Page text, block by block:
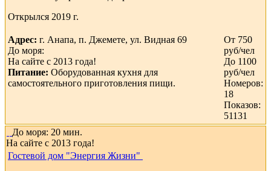
Открылся 2019 г.
Адрес: г. Анапа, п. Джемете, ул. Видная 69
До моря:
На сайте с 2013 года!
Питание: Оборудованная кухня для
самостоятельного приготовления пищи.
От 750
руб/чел
До 1100
руб/чел
Номеров:
18
Показов:
51131
До моря: 20 мин.
На сайте с 2013 года!
Гостевой дом "Энергия Жизни"